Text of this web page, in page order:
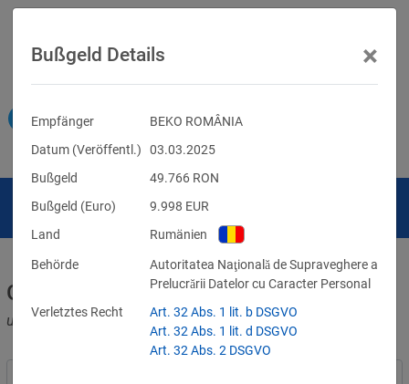
Geldbußen für DSGVO-Verstöße
und für Verletzungen anderer Datenschutzgesetze
Bußgeld Details ×
Empfänger
BEKO ROMÂNIA
Datum (Veröffentl.)
03.03.2025
Bußgeld
49.766 RON
Bußgeld (Euro)
9.998 EUR
Land
Rumänien
Behörde
Autoritatea Naţională de Supraveghere a
Prelucrării Datelor cu Caracter Personal
Verletztes Recht
Art. 32 Abs. 1 lit. b DSGVO
Art. 32 Abs. 1 lit. d DSGVO
Art. 32 Abs. 2 DSGVO